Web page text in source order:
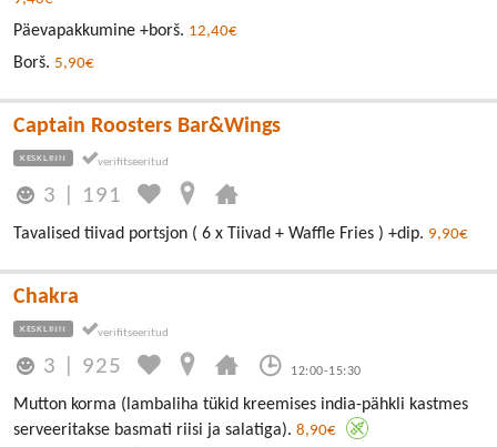
Päevapakkumine +borš. 12,40€
Borš. 5,90€
Captain Roosters Bar&Wings
KESKLINN
3 191
Tavalised tiivad portsjon ( 6 x Tiivad + Waffle Fries ) +dip. 9,90€
Chakra
KESKLINN
3 925 12:00-15:30
Mutton korma (lambaliha tükid kreemises india-pähkli kastmes
serveeritakse basmati riisi ja salatiga). 8,90€